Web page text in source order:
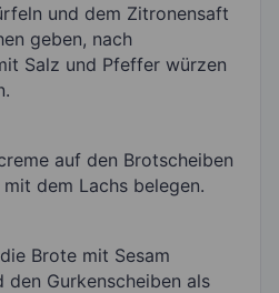
und dem Zitronensaft
geben, nach
Salz und Pfeffer würzen
auf den Brotscheiben
dem Lachs belegen.
Brote mit Sesam
den Gurkenscheiben als